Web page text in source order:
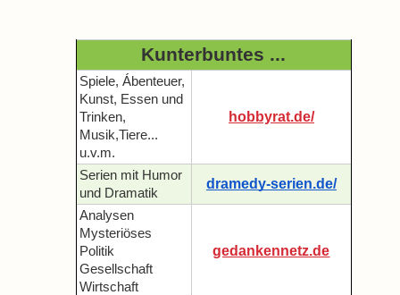
Kunterbuntes ...
Spiele, Ábenteuer,
Kunst, Essen und
Trinken,
Musik,Tiere...
u.v.m.
hobbyrat.de/
Serien mit Humor
und Dramatik
dramedy-serien.de/
Analysen
Mysteriöses
Politik
Gesellschaft
Wirtschaft
gedankennetz.de